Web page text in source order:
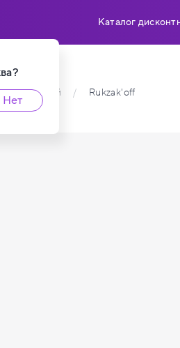
?
Нет
Каталог
/ Rukzak'off